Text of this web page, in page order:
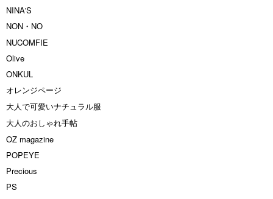
NINA'S
NON・NO
NUCOMFIE
Olive
ONKUL
オレンジページ
大人で可愛いナチュラル服
大人のおしゃれ手帖
OZ magazine
POPEYE
Precious
PS